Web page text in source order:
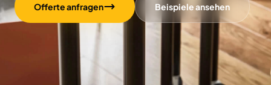
Offerte anfragen Beispiele ansehen